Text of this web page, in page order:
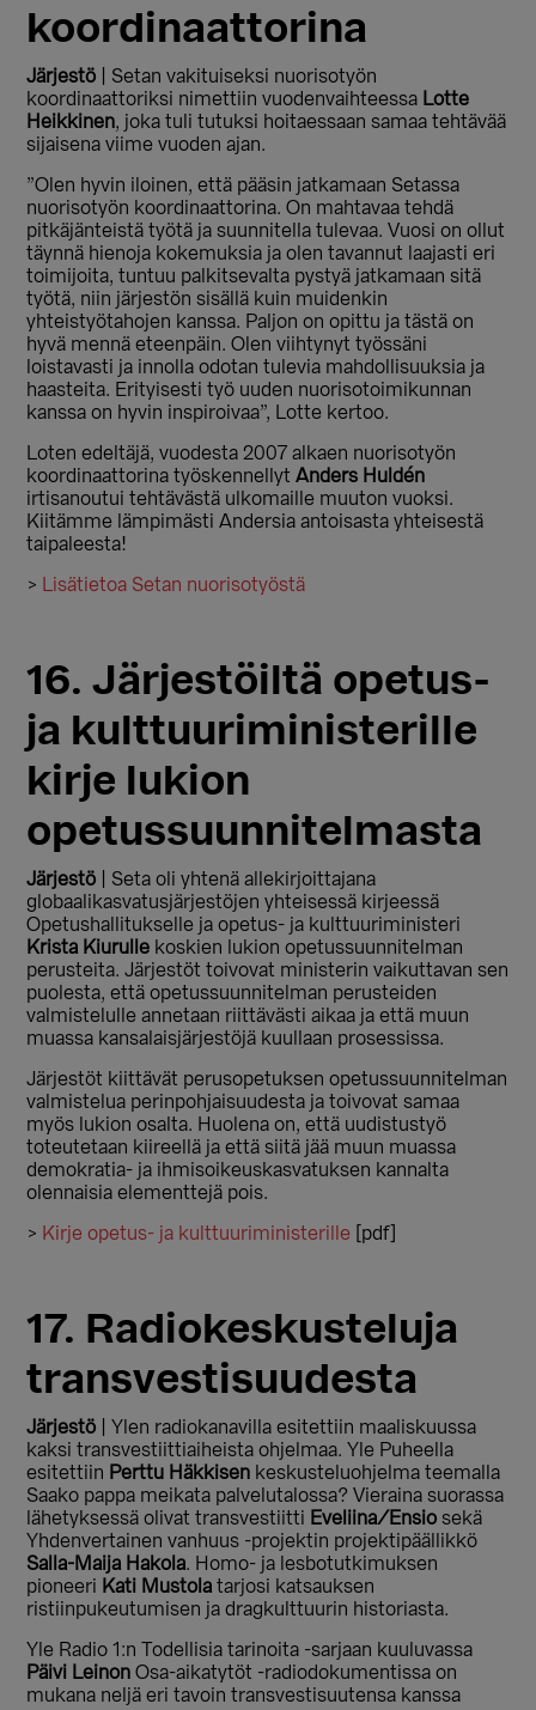
koordinaattorina
Järjestö | Setan vakituiseksi nuorisotyön
koordinaattoriksi nimettiin vuodenvaihteessa Lotte
Heikkinen, joka tuli tutuksi hoitaessaan samaa tehtävää
sijaisena viime vuoden ajan.
”Olen hyvin iloinen, että pääsin jatkamaan Setassa
nuorisotyön koordinaattorina. On mahtavaa tehdä
pitkäjänteistä työtä ja suunnitella tulevaa. Vuosi on ollut
täynnä hienoja kokemuksia ja olen tavannut laajasti eri
toimijoita, tuntuu palkitsevalta pystyä jatkamaan sitä
työtä, niin järjestön sisällä kuin muidenkin
yhteistyötahojen kanssa. Paljon on opittu ja tästä on
hyvä mennä eteenpäin. Olen viihtynyt työssäni
loistavasti ja innolla odotan tulevia mahdollisuuksia ja
haasteita. Erityisesti työ uuden nuorisotoimikunnan
kanssa on hyvin inspiroivaa”, Lotte kertoo.
Loten edeltäjä, vuodesta 2007 alkaen nuorisotyön
koordinaattorina työskennellytAnders Huldén
irtisanoutui tehtävästä ulkomaille muuton vuoksi.
Kiitämme lämpimästi Andersia antoisasta yhteisestä
taipaleesta!
> Lisätietoa Setan nuorisotyöstä
16. Järjestöiltä opetus-
ja kulttuuriministerille
kirje lukion
opetussuunnitelmasta
Järjestö | Seta oli yhtenä allekirjoittajana
globaalikasvatusjärjestöjen yhteisessä kirjeessä
Opetushallitukselle ja opetus- ja kulttuuriministeri
Krista Kiurulle koskien lukion opetussuunnitelman
perusteita. Järjestöt toivovat ministerin vaikuttavan sen
puolesta, että opetussuunnitelman perusteiden
valmistelulle annetaan riittävästi aikaa ja että muun
muassa kansalaisjärjestöjä kuullaan prosessissa.
Järjestöt kiittävät perusopetuksen opetussuunnitelman
valmistelua perinpohjaisuudesta ja toivovat samaa
myös lukion osalta. Huolena on, että uudistustyö
toteutetaan kiireellä ja että siitä jää muun muassa
demokratia- ja ihmisoikeuskasvatuksen kannalta
olennaisia elementtejä pois.
> Kirje opetus- ja kulttuuriministerille [pdf]
17. Radiokeskusteluja
transvestisuudesta
Järjestö | Ylen radiokanavilla esitettiin maaliskuussa
kaksi transvestiittiaiheista ohjelmaa. Yle Puheella
esitettiin Perttu Häkkisen keskusteluohjelma teemalla
Saako pappa meikata palvelutalossa? Vieraina suorassa
lähetyksessä olivat transvestiitti Eveliina/Ensio sekä
Yhdenvertainen vanhuus -projektin projektipäällikkö
Salla-Maija Hakola. Homo- ja lesbotutkimuksen
pioneeri Kati Mustola tarjosi katsauksen
ristiinpukeutumisen ja dragkulttuurin historiasta.
Yle Radio 1:n Todellisia tarinoita -sarjaan kuuluvassa
Päivi Leinon Osa-aikatytöt -radiodokumentissa on
mukana neljä eri tavoin transvestisuutensa kanssa